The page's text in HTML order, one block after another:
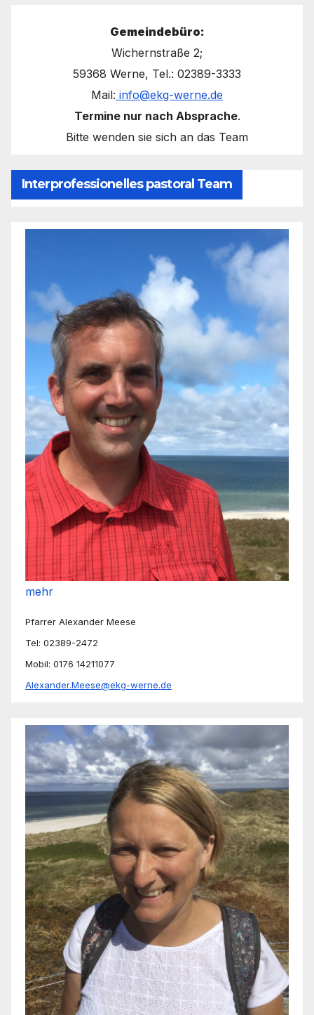
Gemeindebüro:
Wichernstraße 2;
59368 Werne, Tel.: 02389-3333
Mail: info@ekg-werne.de
Termine nur nach Absprache.
Bitte wenden sie sich an das Team
Interprofessionelles pastoral Team
mehr
Pfarrer Alexander Meese
Tel: 02389-2472
Mobil: 0176 14211077
Alexander.Meese@ekg-werne.de